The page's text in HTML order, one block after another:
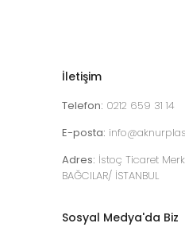
İletişim
Telefon: 0212 659 31 14
E-posta:
Adres: İstoç Ticaret
BAĞCILAR/ İSTANBUL
Sosyal Medya'da Biz